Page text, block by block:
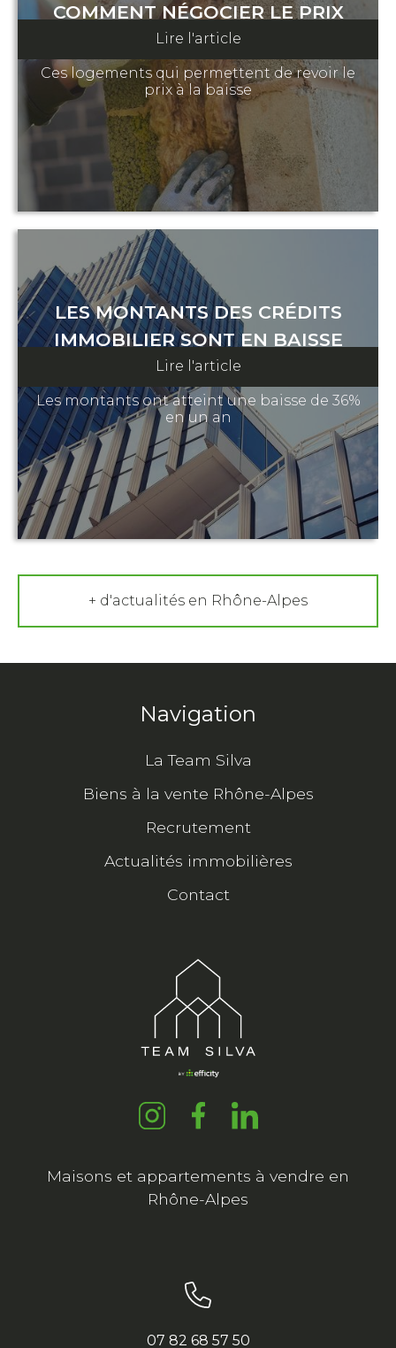
COMMENT NÉGOCIER LE PRIX
12 août 2024
Ces logements qui permettent de revoir le
prix à la baisse
Lire l'article
LES MONTANTS DES CRÉDITS
IMMOBILIER SONT EN BAISSE
07 août 2024
Les montants ont atteint une baisse de 36%
en un an
Lire l'article
+ d'actualités en Rhône-Alpes
Navigation
La Team Silva
Biens à la vente Rhône-Alpes
Recrutement
Actualités immobilières
Contact
Maisons et appartements à vendre en
Rhône-Alpes
07 82 68 57 50